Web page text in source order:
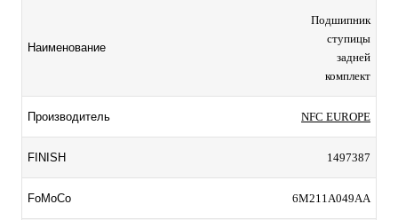
Наименование
Подшипник
ступицы
задней
комплект
Производитель NFC EUROPE
FINISH 1497387
FoMoCo 6M211A049AA